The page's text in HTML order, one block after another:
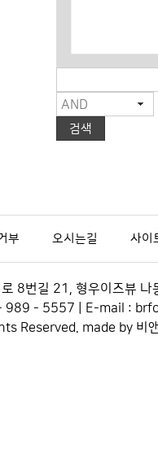
부 오시는길 사이
8번길 21, 형우이즈뷰 나
989 - 5557 | E-mail :
Reserved. made by 비